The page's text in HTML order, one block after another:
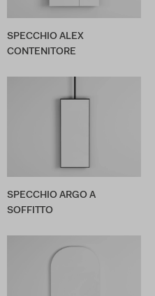
SPECCHIO ALEX
CONTENITORE
SPECCHIO ARGO A
SOFFITTO